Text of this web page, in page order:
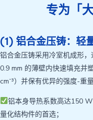
专为「
(1) 铝合金压铸：轻
铝合金压铸采用冷室机成形
0.9 mm 的薄壁内快速填充并
cm⁻³）并保有优异的强度-重
铝本身导热系数高达150 W
量化结构件的首选；